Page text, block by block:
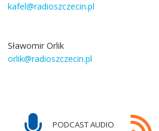
kafel@radioszczecin.pl
Sławomir Orlik
orlik@radioszczecin.pl
PODCAST AUDIO